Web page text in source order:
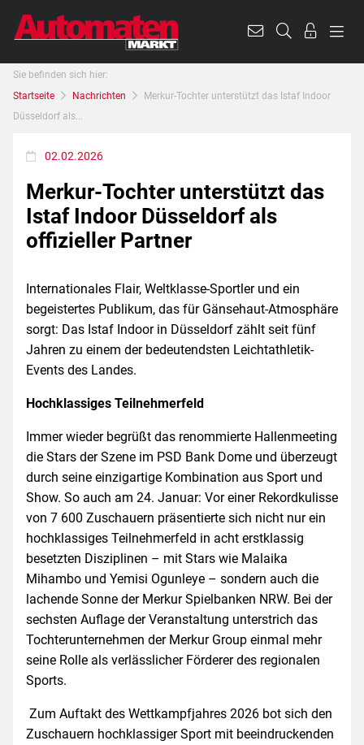
Sie befinden sich hier:
Startseite
Nachrichten
Merkur-Tochter unterstützt das Istaf Indoor
Düsseldorf als...
02.02.2026
Merkur-Tochter unterstützt das
Istaf Indoor Düsseldorf als
offizieller Partner
Internationales Flair, Weltklasse-Sportler und ein
begeistertes Publikum, das für Gänsehaut-Atmosphäre
sorgt: Das Istaf Indoor in Düsseldorf zählt seit fünf
Jahren zu einem der bedeutendsten Leichtathletik-
Events des Landes.
Hochklassiges Teilnehmerfeld
Immer wieder begrüßt das renommierte Hallenmeeting
die Stars der Szene im PSD Bank Dome und überzeugt
durch seine einzigartige Kombination aus Sport und
Show. So auch am 24. Januar: Vor einer Rekordkulisse
von 7 600 Zuschauern präsentierte sich nicht nur ein
hochklassiges Teilnehmerfeld in acht erstklassig
besetzten Disziplinen – mit Stars wie Malaika
Mihambo und Yemisi Ogunleye – sondern auch die
lachende Sonne der Merkur Spielbanken NRW. Bei der
sechsten Auflage der Veranstaltung unterstrich das
Tochterunternehmen der Merkur Group einmal mehr
seine Rolle als verlässlicher Förderer des regionalen
Sports.
Zum Auftakt des Wettkampfjahres 2026 bot sich den
Zuschauern hochklassiger Sport mit beeindruckenden